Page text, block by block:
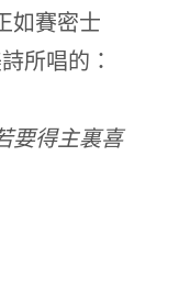
如賽密士
所唱的：
要得主裏喜